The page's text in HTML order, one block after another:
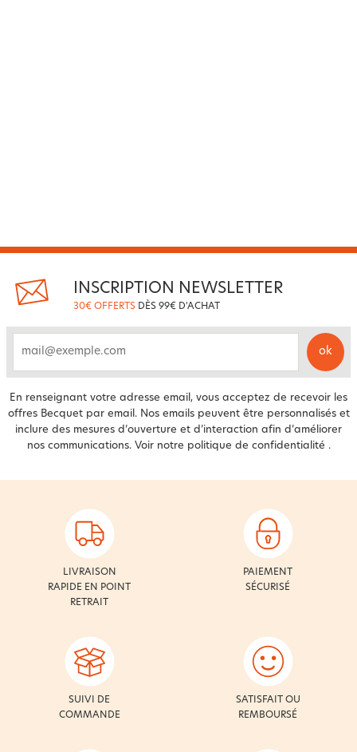
INSCRIPTION NEWSLETTER
30€ OFFERTS DÈS 99€ D'ACHAT
ok
En renseignant votre adresse email, vous acceptez de recevoir les
offres Becquet par email. Nos emails peuvent être personnalisés et
inclure des mesures d’ouverture et d’interaction afin d’améliorer
nos communications. Voir notre politique de confidentialité .
LIVRAISON
RAPIDE EN POINT
RETRAIT
PAIEMENT
SÉCURISÉ
SUIVI DE
COMMANDE
SATISFAIT OU
REMBOURSÉ